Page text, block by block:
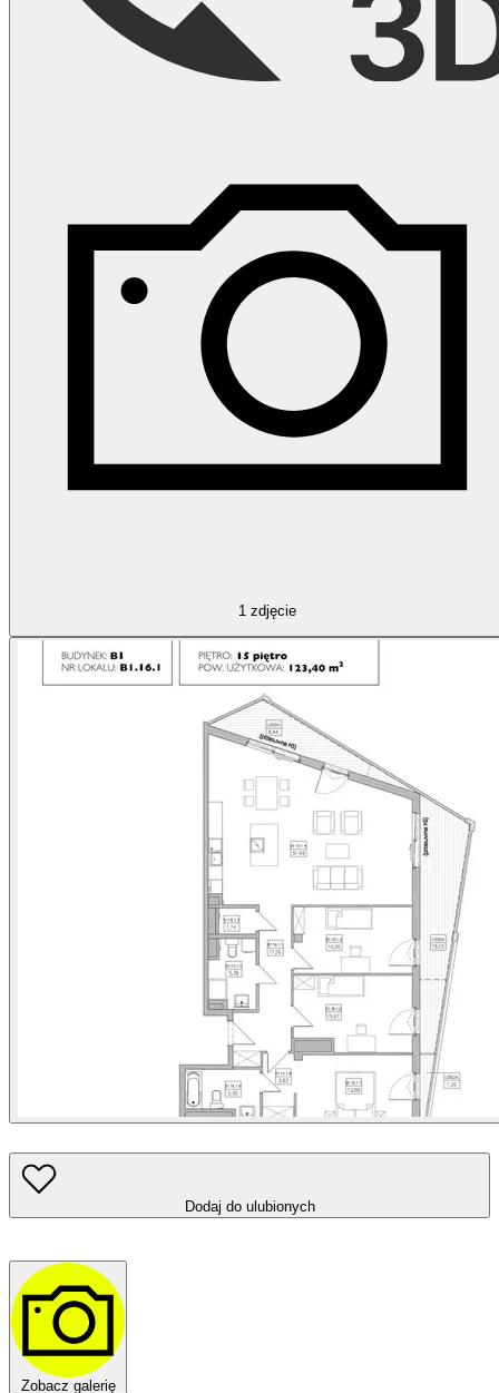
1 zdjęcie
Dodaj do ulubionych
Zobacz galerię